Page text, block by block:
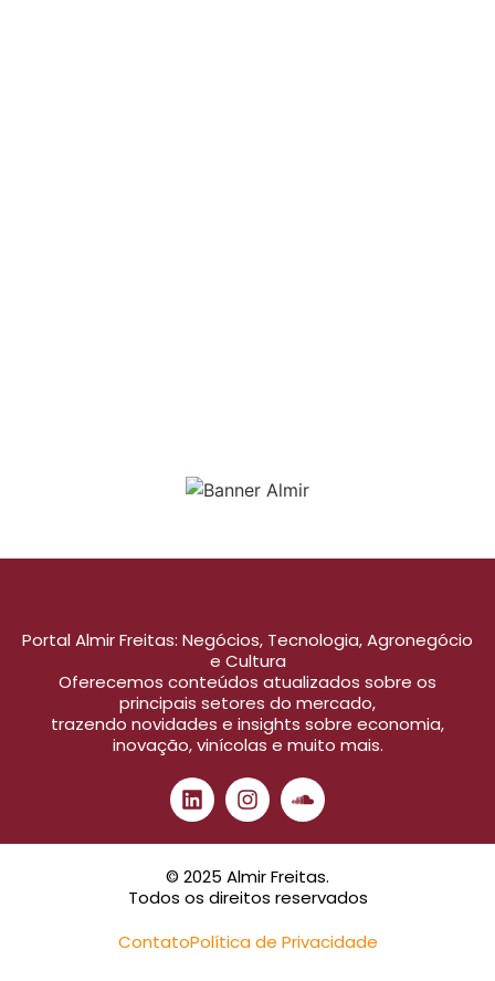
Portal Almir Freitas: Negócios, Tecnologia, Agronegócio
e Cultura
Oferecemos conteúdos atualizados sobre os
principais setores do mercado,
trazendo novidades e insights sobre economia,
inovação, vinícolas e muito mais.
© 2025 Almir Freitas.
Todos os direitos reservados
ContatoPolítica de Privacidade